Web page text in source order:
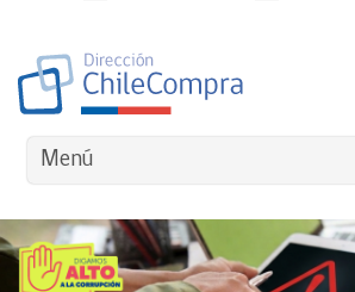
Menú